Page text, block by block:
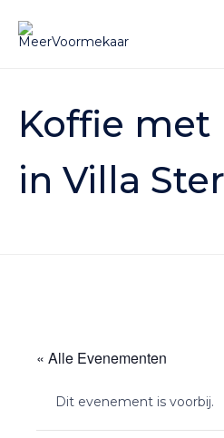
Koffie met
in Villa
« Alle Evenementen
Dit evenement is voorbij.